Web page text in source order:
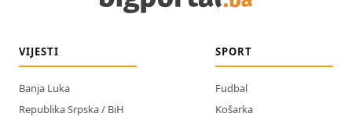
VIJESTI
Banja Luka
Republika Srpska / BiH
SPORT
Fudbal
Košarka